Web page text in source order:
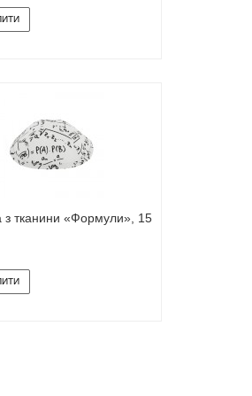
з тканини «Формули», 15